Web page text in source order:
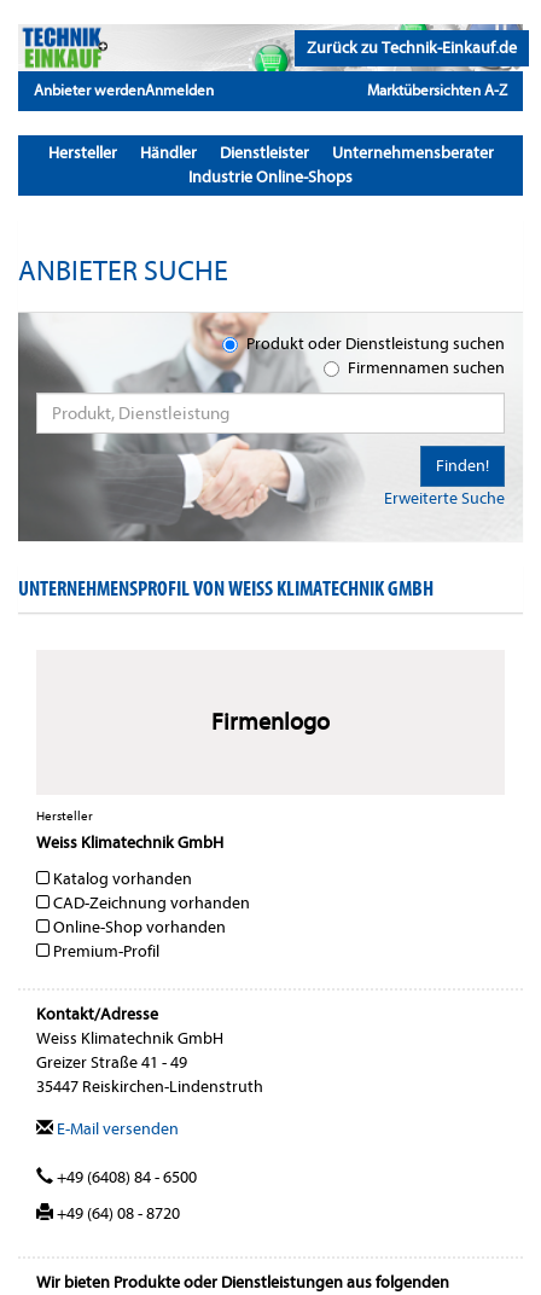
Zurück zu Technik-Einkauf.de
Anbieter werdenAnmelden Marktübersichten A-Z
Hersteller Händler Dienstleister
Unternehmensberater
Industrie Online-Shops
ANBIETER SUCHE
Produkt oder Dienstleistung suchen
Firmennamen suchen
Erweiterte Suche
Finden!
UNTERNEHMENSPROFIL VON WEISS KLIMATECHNIK GMBH
Firmenlogo
Hersteller
Weiss Klimatechnik GmbH
Katalog vorhanden
CAD-Zeichnung vorhanden
Online-Shop vorhanden
Premium-Profil
Kontakt/Adresse
Weiss Klimatechnik GmbH
Greizer Straße 41 - 49
35447 Reiskirchen-Lindenstruth
E-Mail versenden
+49 (6408) 84 - 6500
+49 (64) 08 - 8720
Wir bieten Produkte oder Dienstleistungen aus folgenden